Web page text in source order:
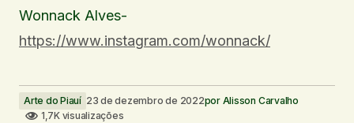
Wonnack Alves-
https://www.instagram.com/wonnack/
Arte do Piauí 23 de dezembro de 2022por Alisson Carvalho
1,7K visualizações